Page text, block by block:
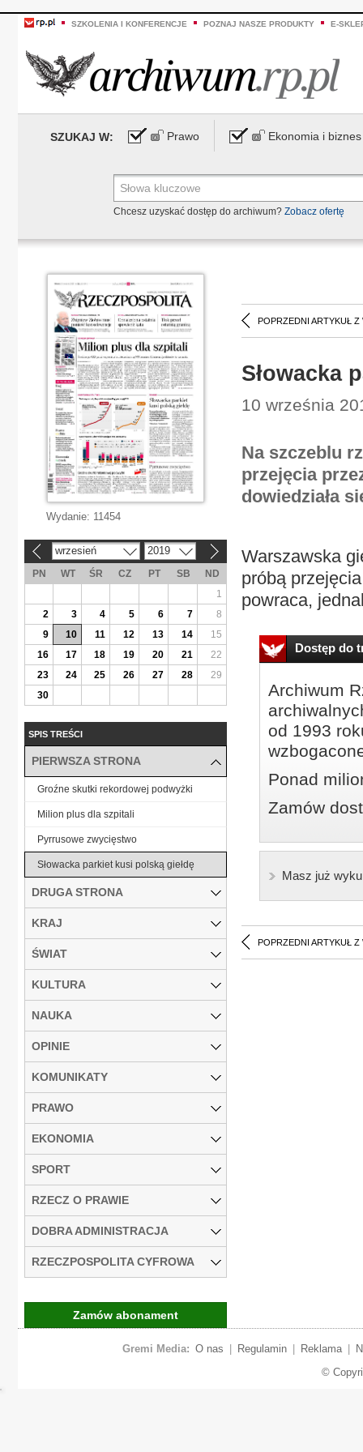
SZKOLENIA I KONFERENCJE POZNAJ NASZE PRODUKTY E-
SZUKAJ W: Prawo Ekonomia i biznes
Chcesz uzyskać dostęp do archiwum? Zobacz ofertę
POPRZEDNI ARTYKUŁ Z
Słowacka
10 września
Na szczeblu
przejęcia
dowiedziała
Warszawska
próbą
powraca,
Dostęp do
Archiwum
od 1993
Ponad
Zamów
Masz już
POPRZEDNI ARTYKUŁ Z
Wydanie: 11454
wrzesień 2019
PN WT ŚR CZ PT SB
ND
1
2
3 4 5 6 7
8
9
10 11 12 13 14
15
16
17 18 19 20 21
22
23
24 25 26 27 28
29
30
SPIS TREŚCI
PIERWSZA STRONA
Groźne skutki rekordowej podwyżki
Milion plus dla szpitali
Pyrrusowe zwycięstwo
Słowacka parkiet kusi polską giełdę
DRUGA STRONA
KRAJ
ŚWIAT
KULTURA
NAUKA
OPINIE
KOMUNIKATY
PRAWO
EKONOMIA
SPORT
RZECZ O PRAWIE
DOBRA ADMINISTRACJA
RZECZPOSPOLITA CYFROWA
Zamów abonament
Gremi Media: O nas Regulamin Reklama
©